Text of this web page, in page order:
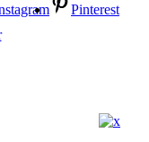
Pinterest